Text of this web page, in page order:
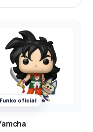
Funko oficial